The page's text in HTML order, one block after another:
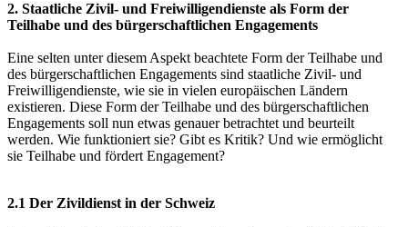
2. Staatliche Zivil- und Freiwilligendienste als Form der
Teilhabe und des bürgerschaftlichen Engagements
Eine selten unter diesem Aspekt beachtete Form der Teilhabe und
des bürgerschaftlichen Engagements sind staatliche Zivil- und
Freiwilligendienste, wie sie in vielen europäischen Ländern
existieren. Diese Form der Teilhabe und des bürgerschaftlichen
Engagements soll nun etwas genauer betrachtet und beurteilt
werden. Wie funktioniert sie? Gibt es Kritik? Und wie ermöglicht
sie Teilhabe und fördert Engagement?
2.1 Der Zivildienst in der Schweiz